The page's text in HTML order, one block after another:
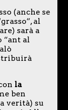
(anche se
al
sarà a
“ant al
la
ben
verità) su